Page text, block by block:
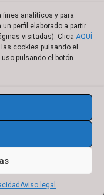
fines analíticos y para
perfil elaborado a partir
visitadas). Clica AQUÍ
cookies pulsando el
pulsando el botón
Aviso legal
u
u
e
de compra